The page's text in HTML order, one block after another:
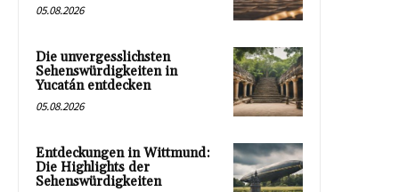
05.08.2026
Die unvergesslichsten
Sehenswürdigkeiten in
Yucatán entdecken
05.08.2026
Entdeckungen in Wittmund:
Die Highlights der
Sehenswürdigkeiten